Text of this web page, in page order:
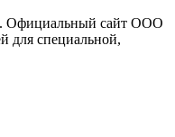
Официальный сайт ООО
для специальной,